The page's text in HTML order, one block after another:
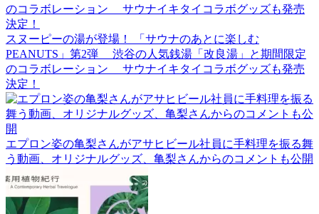
スヌーピーの湯が登場！ 「サウナのあとに楽しむ
PEANUTS」第2弾 渋谷の人気銭湯「改良湯」と期間限定
のコラボレーション サウナイキタイコラボグッズも発売
決定！
エプロン姿の亀梨さんがアサヒビール社員に手料理を振る舞
う動画、オリジナルグッズ、亀梨さんからのコメントも公開